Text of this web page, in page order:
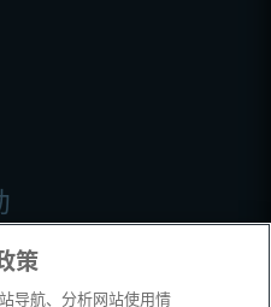
策
导航、分析网站使用情